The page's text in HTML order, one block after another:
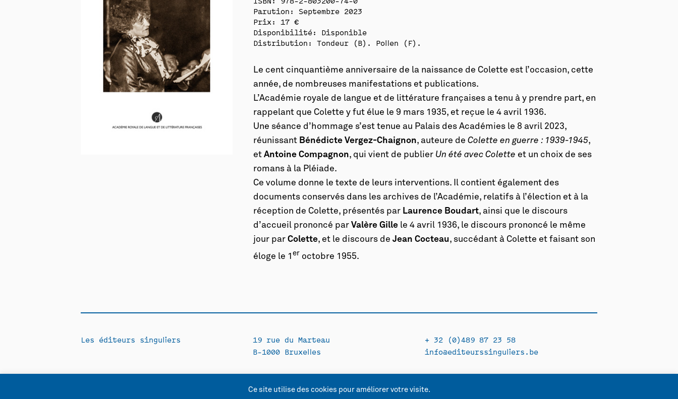
Parution: Septembre 2023
Prix: 17 €
Disponibilité:
Disponible
Distribution: Tondeur (B). Pollen (F).
Le cent cinquantième anniversaire de la naissance de Colette est l’occasion, cette
année, de nombreuses manifestations et publications.
L’Académie royale de langue et de littérature françaises a tenu à y prendre part, en
rappelant que Colette y fut élue le 9 mars 1935, et reçue le 4 avril 1936.
Une séance d’hommage s’est tenue au Palais des Académies le 8 avril 2023,
réunissant Bénédicte Vergez-Chaignon, auteure deColette en guerre : 1939-1945,
etAntoine Compagnon, qui vient de publier Un été avec Colette et un choix de ses
romans à la Pléiade.
Ce volume donne le texte de leurs interventions. Il contient également des
documents conservés dans les archives de l’Académie, relatifs à l’élection et à la
réception de Colette, présentés par Laurence Boudart, ainsi que le discours
d’accueil prononcé parValère Gille le 4 avril 1936, le discours prononcé le même
jour parColette, et le discours deJean Cocteau, succédant à Colette et faisant son
éloge le 1er octobre 1955.
Les éditeurs singuliers
19 rue du Marteau
B-1000 Bruxelles
+ 32 (0)489 87 23 58
info@editeurssinguliers.be
Ce site utilise des cookies pour améliorer votre visite.